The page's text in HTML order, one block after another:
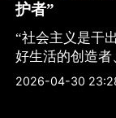
护者”
“社会主义是干
好生活的创造者
2026-04-30